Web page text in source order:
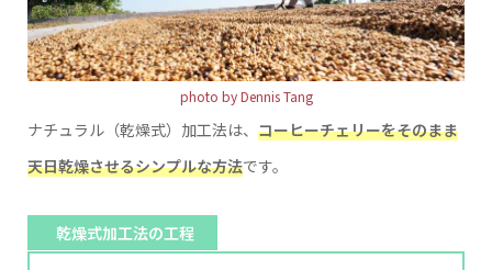
photo by Dennis Tang
ナチュラル（乾燥式）加工法は、 コーヒーチェリーをそのまま
天日乾燥させるシンプルな方法です。
乾燥式加工法の工程